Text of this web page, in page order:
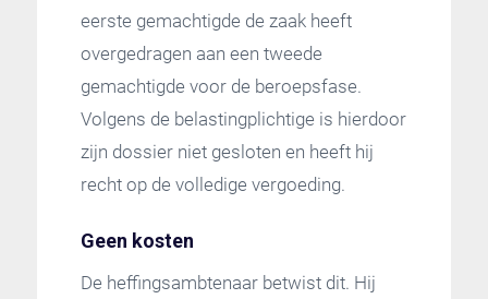
eerste gemachtigde de zaak heeft
overgedragen aan een tweede
gemachtigde voor de beroepsfase.
Volgens de belastingplichtige is hierdoor
zijn dossier niet gesloten en heeft hij
recht op de volledige vergoeding.
Geen kosten
De heffingsambtenaar betwist dit. Hij